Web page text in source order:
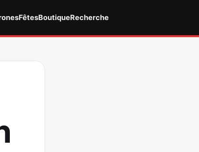
FêtesBoutiqueRecherche